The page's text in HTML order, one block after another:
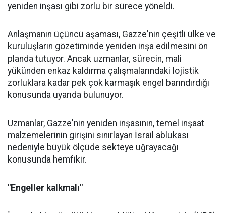
yeniden inşası gibi zorlu bir sürece yöneldi.
Anlaşmanın üçüncü aşaması, Gazze'nin çeşitli ülke ve
kuruluşların gözetiminde yeniden inşa edilmesini ön
planda tutuyor. Ancak uzmanlar, sürecin, mali
yükünden enkaz kaldırma çalışmalarındaki lojistik
zorluklara kadar pek çok karmaşık engel barındırdığı
konusunda uyarıda bulunuyor.
Uzmanlar, Gazze'nin yeniden inşasının, temel inşaat
malzemelerinin girişini sınırlayan İsrail ablukası
nedeniyle büyük ölçüde sekteye uğrayacağı
konusunda hemfikir.
"Engeller kalkmalı"